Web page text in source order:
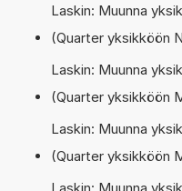
Laskin: Muunna
(Quarter yksikköön
Laskin: Muunna
(Quarter yksikköön
Laskin: Muunna
(Quarter yksikköön
Laskin: Muunna